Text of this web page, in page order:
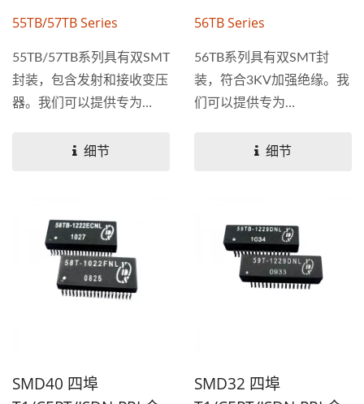
55TB/57TB Series
55TB/57TB系列具有双SMT
封装，包含发射和接收变压
器。我们可以提供专为
变压器，该系列具有UL...
细节
56TB Series
56TB系列具有双SMT封
装，符合3KV加强绝缘。我
们可以提供专为
变压器。 专为电信设备与
细节
SMD40 四埠
SMD32 四埠